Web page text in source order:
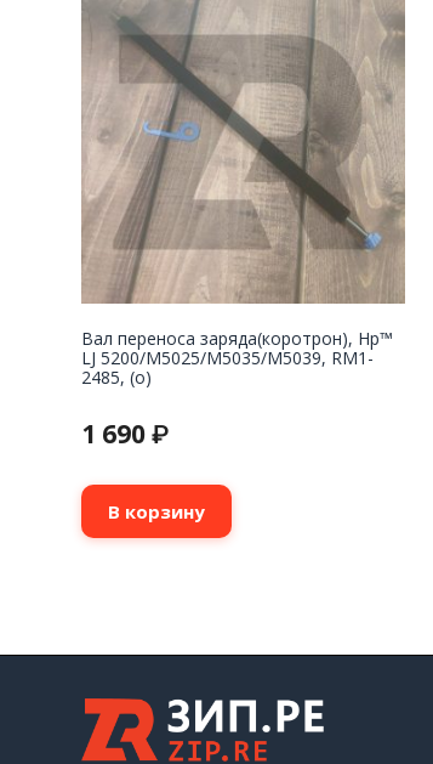
Вал переноса заряда(коротрон), Hp™
LJ 5200/M5025/M5035/M5039, RM1-
2485, (о)
1 690 ₽
В корзину